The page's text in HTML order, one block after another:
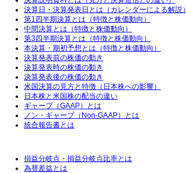
決算日・決算発表日とは（カレンダーによる解説）
第1四半期決算とは（特徴と株価動向）
中間決算とは（特徴と株価動向）
第3四半期決算とは（特徴と株価動向）
本決算・期初予想とは（特徴と株価動向）
決算発表前の株価の動き
決算発表時の株価の動き
決算発表後の株価の動き
米国決算の見方と特徴（日本株への影響）
日本株と米国株の配当の違い
ギャープ（GAAP）とは
ノン・ギャープ（Non-GAAP）とは
統合報告書とは
損益分岐点・損益分岐点比率とは
為替差益とは